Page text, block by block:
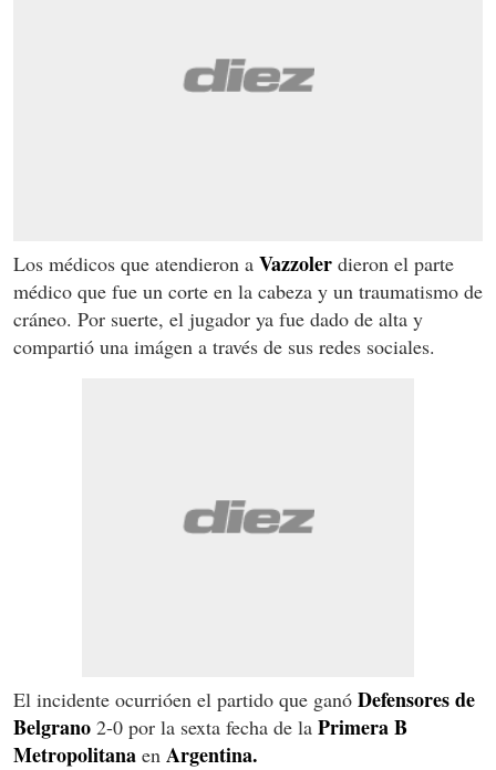
Los médicos que atendieron a Vazzoler dieron el parte
médico que fue un corte en la cabeza y un traumatismo de
cráneo. Por suerte, el jugador ya fue dado de alta y
compartió una imágen a través de sus redes sociales.
El incidente ocurrióen el partido que ganó Defensores de
Belgrano 2-0 por la sexta fecha de la Primera B
Metropolitana en Argentina.